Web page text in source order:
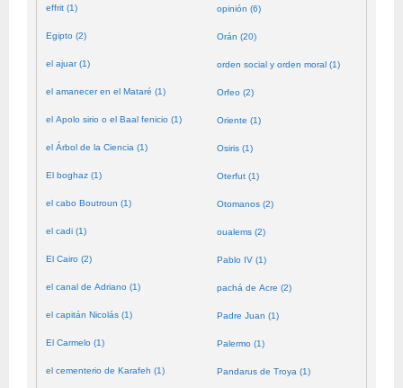
effrit (1)
Egipto (2)
el ajuar (1)
el amanecer en el Mataré (1)
el Apolo sirio o el Baal fenicio (1)
el Árbol de la Ciencia (1)
El boghaz (1)
el cabo Boutroun (1)
el cadi (1)
El Cairo (2)
el canal de Adriano (1)
el capitán Nicolás (1)
El Carmelo (1)
el cementerio de Karafeh (1)
opinión (6)
Orán (20)
orden social y orden moral (1)
Orfeo (2)
Oriente (1)
Osiris (1)
Oterfut (1)
Otomanos (2)
oualems (2)
Pablo IV (1)
pachá de Acre (2)
Padre Juan (1)
Palermo (1)
Pandarus de Troya (1)